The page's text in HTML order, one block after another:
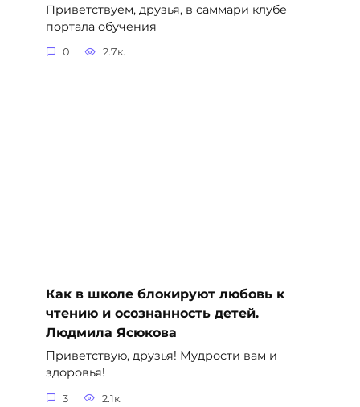
Приветствуем, друзья, в саммари клубе
портала обучения
0 2.7к.
Как в школе блокируют любовь к
чтению и осознанность детей.
Людмила Ясюкова
Приветствую, друзья! Мудрости вам и
здоровья!
3 2.1к.